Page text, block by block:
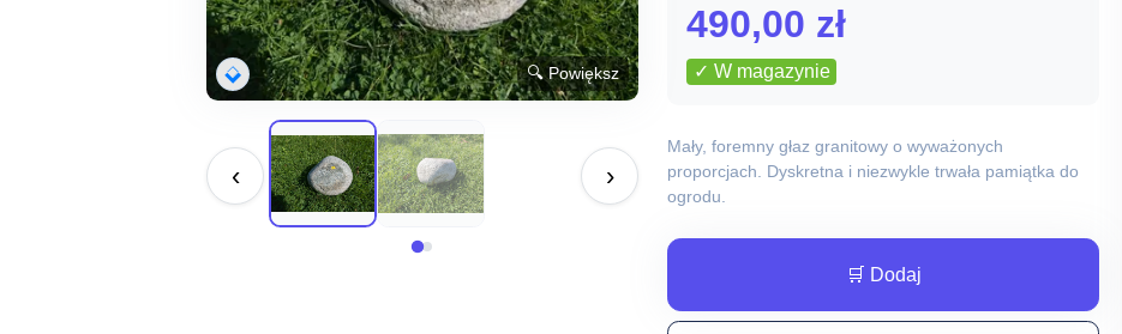
🔍 Powiększ
‹ ›
490,00 zł
✓ W magazynie
Mały, foremny głaz granitowy o wyważonych
proporcjach. Dyskretna i niezwykle trwała pamiątka do
ogrodu.
🛒 Dodaj